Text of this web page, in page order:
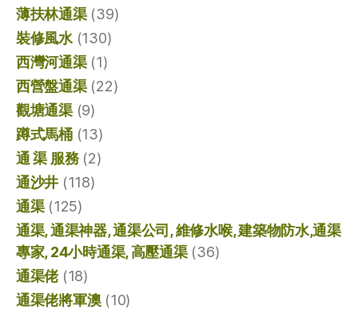
薄扶林通渠(39)
裝修風水(130)
西灣河通渠(1)
西營盤通渠(22)
觀塘通渠(9)
蹲式馬桶(13)
通 渠 服務(2)
通沙井 (118)
通渠(125)
通渠, 通渠神器, 通渠公司, 維修水喉, 建築物防水,通渠
專家, 24小時通渠, 高壓通渠(36)
通渠佬(18)
通渠佬將軍澳(10)